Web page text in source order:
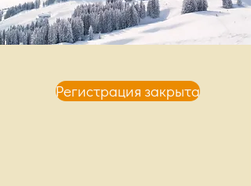
Регистрация закрыта